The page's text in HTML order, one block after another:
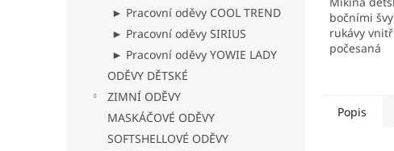
► Pracovní oděvy COOL TREND
► Pracovní oděvy SIRIUS
► Pracovní oděvy YOWIE LADY
ODĚVY DĚTSKÉ
ZIMNÍ ODĚVY
MASKÁČOVÉ ODĚVY
SOFTSHELLOVÉ ODĚVY
bočními
rukávy
počesaná
Popis